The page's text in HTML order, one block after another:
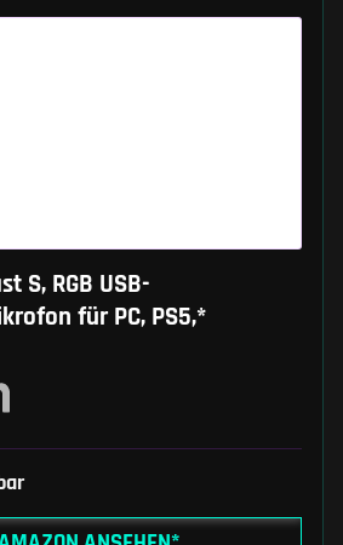
S, RGB USB-
für PC, PS5,*